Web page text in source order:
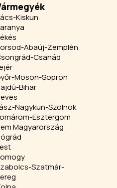
Kiskun
Abaúj-Zemplén
Csanád
Moson-Sopron
Bihar
Nagykun-Szolnok
Esztergom
Magyarország
Szatmár-